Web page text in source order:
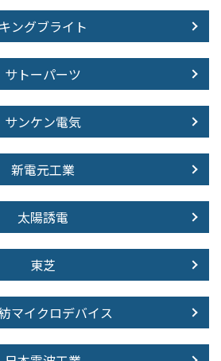
キングブライト
サトーパーツ
サンケン電気
新電元工業
太陽誘電
東芝
マイクロデバイス